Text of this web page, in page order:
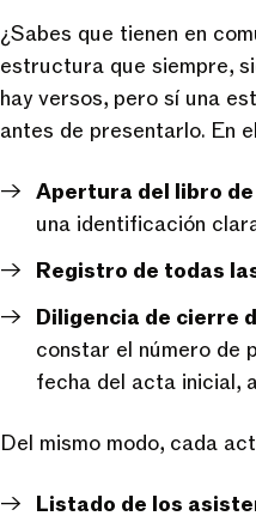
¿Sabes que tienen en
estructura que siempre,
hay versos, pero sí una
antes de presentarlo. En
Apertura del libro
una identificación
Registro de todas
Diligencia de cierre
constar el número de
fecha del acta inicial,
Del mismo modo, cada
Listado de los